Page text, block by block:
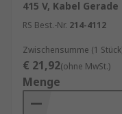
415 V, Kabel Gerade
RS Best.-Nr. 214-4112
Zwischensumme (1
€ 21,92(ohne MwSt.)
Menge